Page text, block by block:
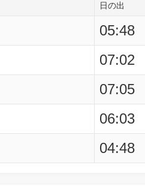
日の出
05:48
07:02
07:05
06:03
04:48